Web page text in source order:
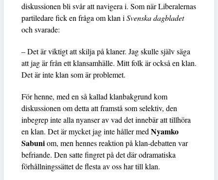
diskussionen bli svår att navigera i. Som när Liberalernas
partiledare fick en fråga om klan i Svenska dagbladet
och svarade:
– Det är viktigt att skilja på klaner. Jag skulle själv säga
att jag är från ett klansamhälle. Mitt folk är också en klan.
Det är inte klan som är problemet.
För henne, med en så kallad klanbakgrund kom
diskussionen om detta att framstå som selektiv, den
inbegrep inte alla nyanser av vad det innebär att tillhöra
en klan. Det är mycket jag inte håller med Nyamko
Sabuniom, men hennes reaktion på klan-debatten var
befriande. Den satte fingret på det där odramatiska
förhållningssättet de flesta av oss har till klan.